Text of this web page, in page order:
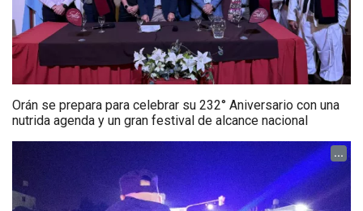
Orán se prepara para celebrar su 232° Aniversario con una
nutrida agenda y un gran festival de alcance nacional
...